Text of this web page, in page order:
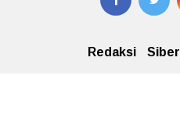
Redaksi Siber